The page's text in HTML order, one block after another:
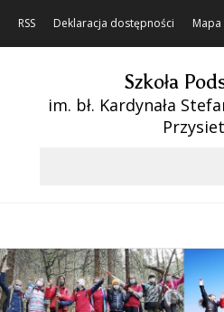
RSS Deklaracja dostępności Mapa
Szkoła
im. bł. Kardynała